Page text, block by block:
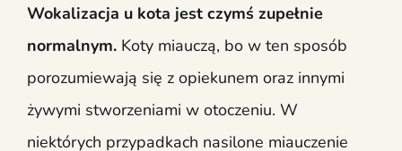
Wokalizacja u kota jest czymś zupełnie
normalnym. Koty miauczą, bo w ten sposób
porozumiewają się z opiekunem oraz innymi
żywymi stworzeniami w otoczeniu. W
niektórych przypadkach nasilone miauczenie